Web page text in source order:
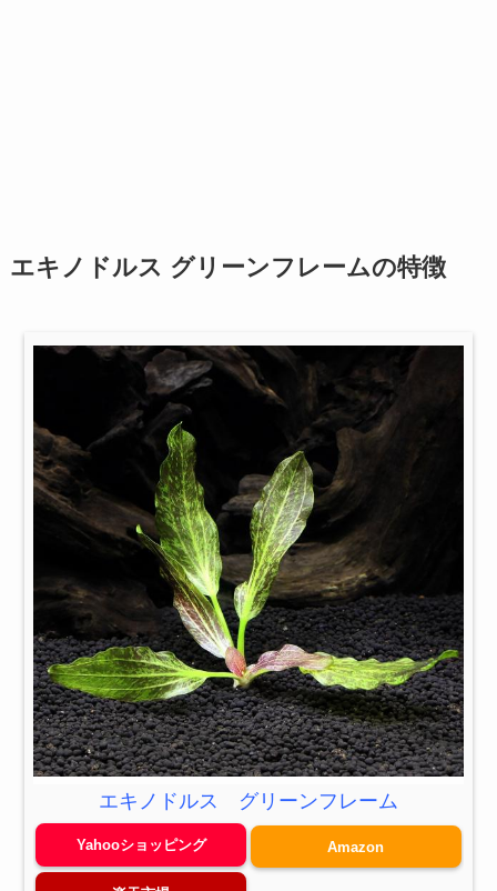
エキノドルス グリーンフレームの特徴
エキノドルス グリーンフレーム
Yahooショッピング Amazon